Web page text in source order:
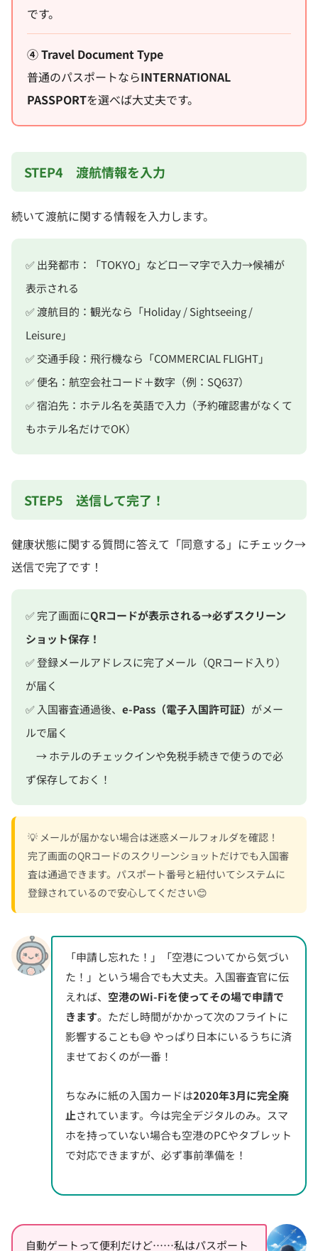
です。
④ Travel Document Type
普通のパスポートならINTERNATIONAL
PASSPORTを選べば大丈夫です。
STEP4 渡航情報を入力
続いて渡航に関する情報を入力します。
✅ 出発都市：「TOKYO」などローマ字で入力→候補が
表示される
✅ 渡航目的：観光なら「Holiday / Sightseeing /
Leisure」
✅ 交通手段：飛行機なら「COMMERCIAL FLIGHT」
✅ 便名：航空会社コード＋数字（例：SQ637）
✅ 宿泊先：ホテル名を英語で入力（予約確認書がなくて
もホテル名だけでOK）
STEP5 送信して完了！
健康状態に関する質問に答えて「同意する」にチェック→
送信で完了です！
✅ 完了画面にQRコードが表示される→必ずスクリーン
ショット保存！
✅ 登録メールアドレスに完了メール（QRコード入り）
が届く
✅ 入国審査通過後、 e-Pass（電子入国許可証） がメー
ルで届く
→ ホテルのチェックインや免税手続きで使うので必
ず保存しておく！
💡 メールが届かない場合は迷惑メールフォルダを確認！
完了画面のQRコードのスクリーンショットだけでも入国審
査は通過できます。パスポート番号と紐付いてシステムに
登録されているので安心してください😊
「申請し忘れた！」「空港についてから気づい
た！」という場合でも大丈夫。入国審査官に伝
えれば、 空港のWi-Fiを使ってその場で申請で
きます。ただし時間がかかって次のフライトに
影響することも😅 やっぱり日本にいるうちに済
ませておくのが一番！
ちなみに紙の入国カードは2020年3月に完全廃
止されています。今は完全デジタルのみ。スマ
ホを持っていない場合も空港のPCやタブレット
で対応できますが、必ず事前準備を！
自動ゲートって便利だけど……私はパスポート